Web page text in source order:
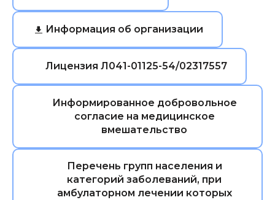
Информация об организации
Лицензия Л041-01125-54/02317557
Информированное добровольное
согласие на медицинское
вмешательство
Перечень групп населения и
категорий заболеваний, при
амбулаторном лечении которых